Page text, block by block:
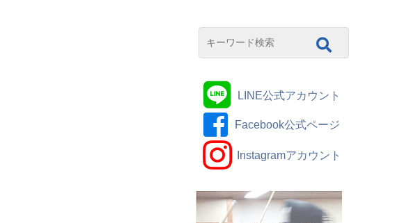
LINE公式アカウント
Facebook公式ページ
Instagramアカウント